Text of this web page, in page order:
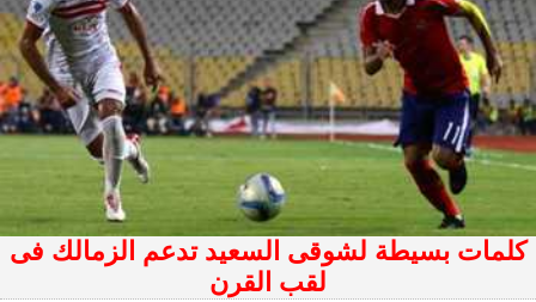
كلمات بسيطة لشوقى السعيد تدعم الزمالك فى
لقب القرن